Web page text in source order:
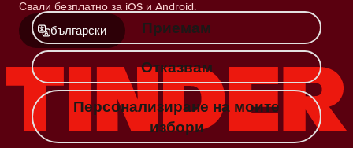
Свали безплатно за iOS и Android.
български
Приемам
Отказвам
Персонализиране на моите
избори